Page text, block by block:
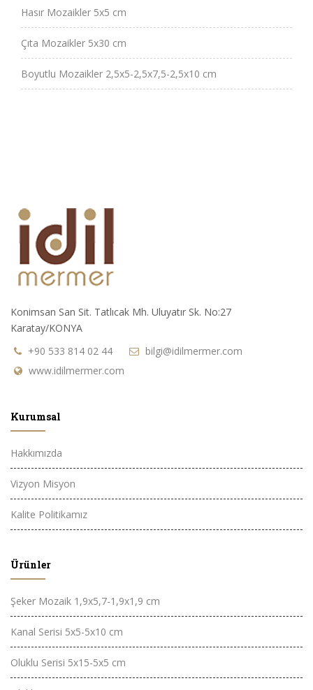
Hasır Mozaikler 5x5 cm
Çıta Mozaikler 5x30 cm
Boyutlu Mozaikler 2,5x5-2,5x7,5-2,5x10 cm
Konimsan San Sit. Tatlıcak Mh. Uluyatır Sk. No:27
Karatay/KONYA
+90 533 814 02 44
bilgi@idilmermer.com
www.idilmermer.com
Kurumsal
Hakkımızda
Vizyon Misyon
Kalite Politikamız
Ürünler
Şeker Mozaik 1,9x5,7-1,9x1,9 cm
Kanal Serisi 5x5-5x10 cm
Oluklu Serisi 5x15-5x5 cm